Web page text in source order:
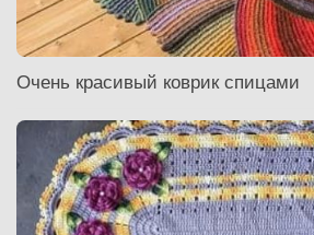
Очень красивый коврик спицами